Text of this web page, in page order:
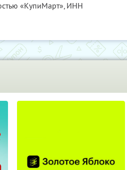
«КупиМарт», ИНН